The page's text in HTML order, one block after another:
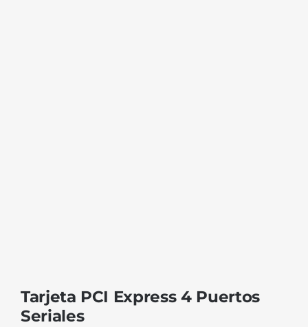
Tarjeta PCI Express 4 Puertos
Seriales